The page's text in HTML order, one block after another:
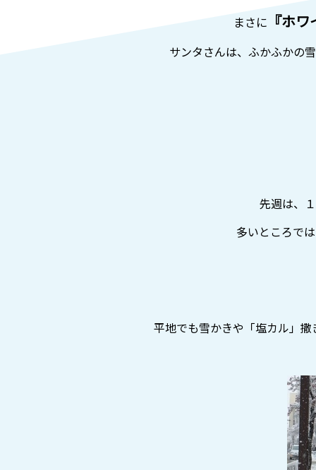
まさに 『ホ
サンタさんは、ふかふかの
先週は、
多いところで
平地でも雪かきや「塩カル」